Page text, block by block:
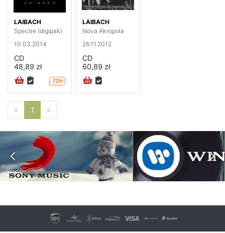
LAIBACH
Spectre (digipak)
10.03.2014
CD
48,89 zł
72H
LAIBACH
Nova Akropola
26.11.2012
CD
60,89 zł
« Poprzednia strona
1 »